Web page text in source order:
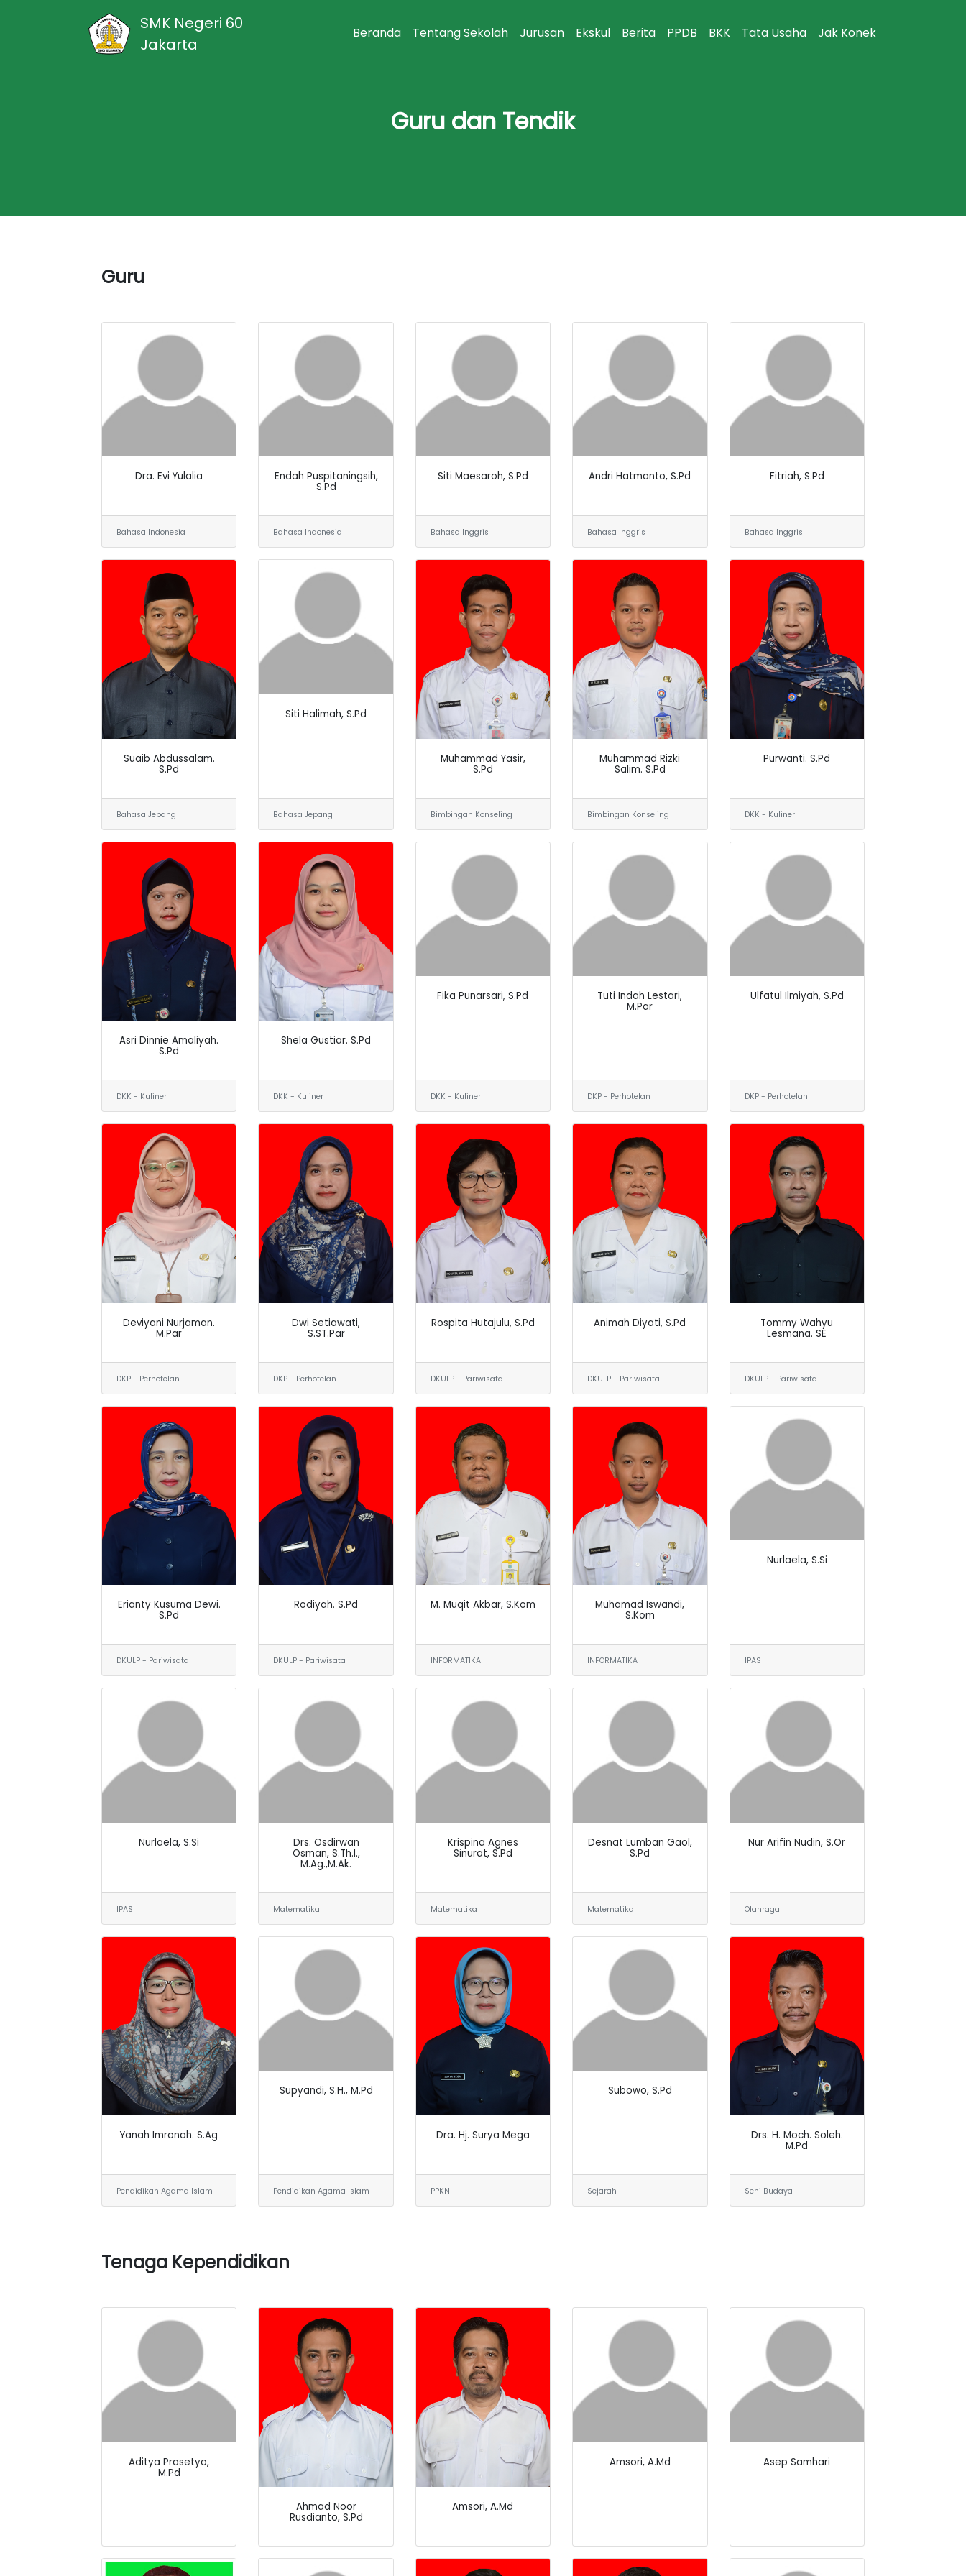
SMK Negeri 60
Jakarta
Beranda Tentang Sekolah Jurusan Ekskul Berita PPDB BKK Tata Usaha Jak Konek
Guru dan Tendik
Guru
Dra. Evi Yulalia
Bahasa Indonesia
Endah Puspitaningsih,
S.Pd
Bahasa Indonesia
Siti Maesaroh, S.Pd
Bahasa Inggris
Andri Hatmanto, S.Pd
Bahasa Inggris
Fitriah, S.Pd
Bahasa Inggris
Suaib Abdussalam.
S.Pd
Bahasa Jepang
Siti Halimah, S.Pd
Bahasa Jepang
Muhammad Yasir,
S.Pd
Bimbingan Konseling
Muhammad Rizki
Salim. S.Pd
Bimbingan Konseling
Purwanti. S.Pd
DKK - Kuliner
Asri Dinnie Amaliyah.
S.Pd
DKK - Kuliner
Shela Gustiar. S.Pd
DKK - Kuliner
Fika Punarsari, S.Pd
DKK - Kuliner
Tuti Indah Lestari,
M.Par
DKP - Perhotelan
Ulfatul Ilmiyah, S.Pd
DKP - Perhotelan
Deviyani Nurjaman.
M.Par
DKP - Perhotelan
Dwi Setiawati,
S.ST.Par
DKP - Perhotelan
Rospita Hutajulu, S.Pd
DKULP - Pariwisata
Animah Diyati, S.Pd
DKULP - Pariwisata
Tommy Wahyu
Lesmana. SE
DKULP - Pariwisata
Erianty Kusuma Dewi.
S.Pd
DKULP - Pariwisata
Rodiyah. S.Pd
DKULP - Pariwisata
M. Muqit Akbar, S.Kom
INFORMATIKA
Muhamad Iswandi,
S.Kom
INFORMATIKA
Nurlaela, S.Si
IPAS
Nurlaela, S.Si
IPAS
Drs. Osdirwan
Osman, S.Th.I.,
M.Ag.,M.Ak.
Matematika
Krispina Agnes
Sinurat, S.Pd
Matematika
Desnat Lumban Gaol,
S.Pd
Matematika
Nur Arifin Nudin, S.Or
Olahraga
Yanah Imronah. S.Ag
Pendidikan Agama Islam
Supyandi, S.H., M.Pd
Pendidikan Agama Islam
Dra. Hj. Surya Mega
PPKN
Subowo, S.Pd
Sejarah
Drs. H. Moch. Soleh.
M.Pd
Seni Budaya
Tenaga Kependidikan
Aditya Prasetyo,
M.Pd
Ahmad Noor
Rusdianto, S.Pd
Amsori, A.Md
Amsori, A.Md Asep Samhari